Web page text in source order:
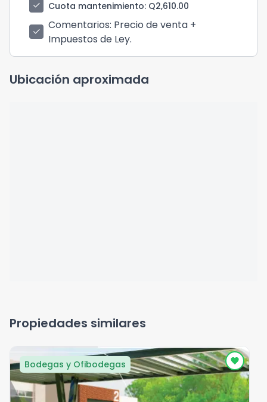
check Cuota mantenimiento: Q2,610.00
check Comentarios: Precio de venta +
Impuestos de Ley.
Ubicación aproximada
Propiedades similares
Bodegas y Ofibodegas